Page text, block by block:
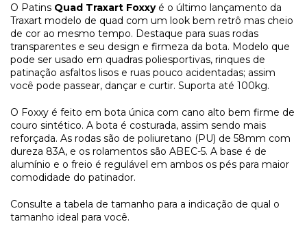
O Patins Quad Traxart Foxxyé o último lançamento da
Traxart modelo de quad com um look bem retrô mas cheio
de cor ao mesmo tempo. Destaque para suas rodas
transparentes e seu design e firmeza da bota. Modelo que
pode ser usado em quadras poliesportivas, rinques de
patinação asfaltos lisos e ruas pouco acidentadas; assim
você pode passear, dançar e curtir. Suporta até 100kg.
O Foxxy é feito em bota única com cano alto bem firme de
couro sintético. A bota é costurada, assim sendo mais
reforçada. As rodas são de poliuretano (PU) de 58mm com
dureza 83A, e os rolamentos são ABEC-5. A base é de
alumínio e o freio é regulável em ambos os pés para maior
comodidade do patinador.
Consulte a tabela de tamanho para a indicação de qual o
tamanho ideal para você.